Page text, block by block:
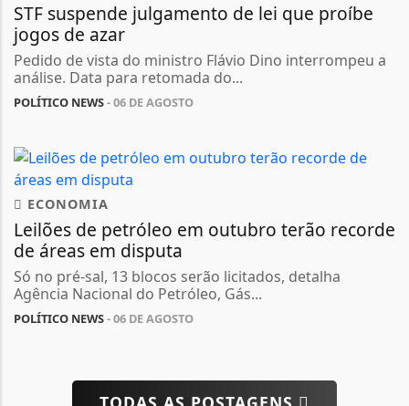
STF suspende julgamento de lei que proíbe
jogos de azar
Pedido de vista do ministro Flávio Dino interrompeu a
análise. Data para retomada do...
POLÍTICO NEWS- 06 DE AGOSTO
ECONOMIA
Leilões de petróleo em outubro terão recorde
de áreas em disputa
Só no pré-sal, 13 blocos serão licitados, detalha
Agência Nacional do Petróleo, Gás...
POLÍTICO NEWS- 06 DE AGOSTO